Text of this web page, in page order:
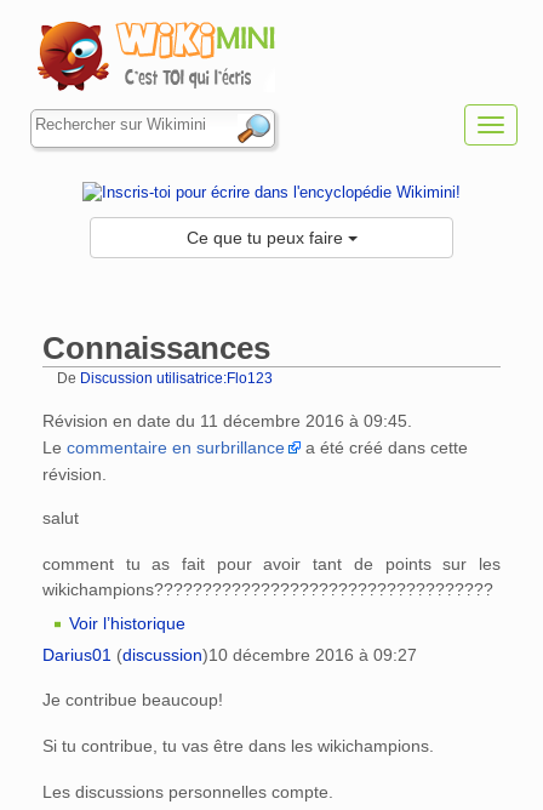
Ce que tu peux faire
Connaissances
De Discussion utilisatrice:Flo123
Révision en date du 11 décembre 2016 à 09:45.
Le commentaire en surbrillance
a été créé dans cette
révision.
salut
comment tu as fait pour avoir tant de points sur les
wikichampions???????????????????????????????????
Voir l’historique
Darius01 (discussion)10 décembre 2016 à 09:27
Je contribue beaucoup!
Si tu contribue, tu vas être dans les wikichampions.
Les discussions personnelles compte.